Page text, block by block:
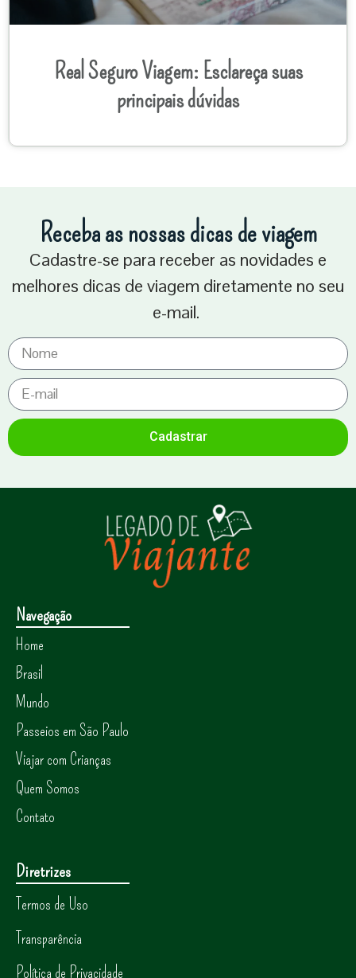
Real Seguro Viagem: Esclareça suas
principais dúvidas
Receba as nossas dicas de viagem
Cadastre-se para receber as novidades e
melhores dicas de viagem diretamente no seu
e-mail.
Cadastrar
Navegação
Home
Brasil
Mundo
Passeios em São Paulo
Viajar com Crianças
Quem Somos
Contato
Diretrizes
Termos de Uso
Transparência
Política de Privacidade